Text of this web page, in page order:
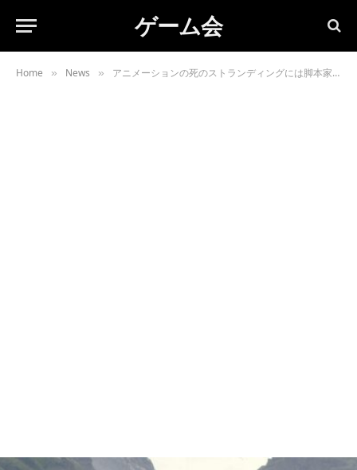
ゲーム会
Home » News » アニメーションの死のストランディングには脚本家がいます